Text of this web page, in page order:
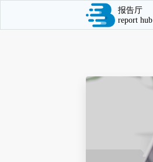
报告厅
report hub